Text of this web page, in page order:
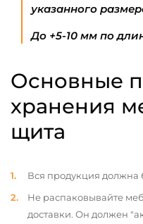
указанного
До +5-10 мм по
Основные
хранения
щита
Вся продукция должна
Не распаковывайте
доставки. Он должен